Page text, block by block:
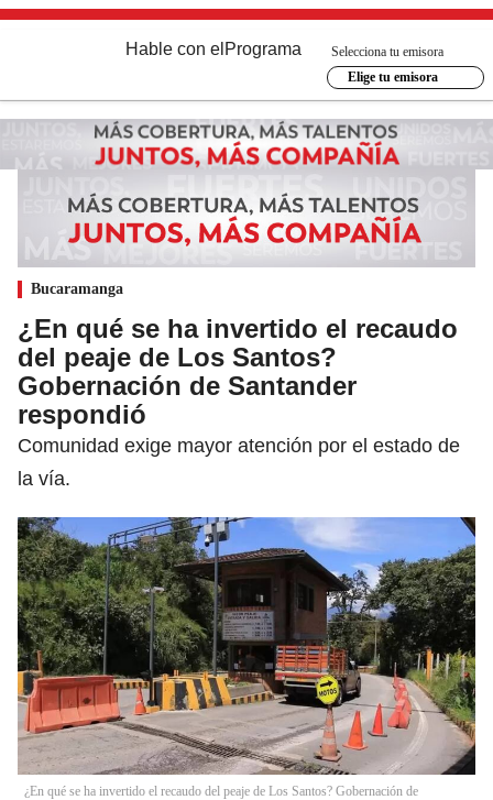
Hable con el Programa
Selecciona tu emisora
Elige tu emisora
Bucaramanga
¿En qué se ha invertido el recaudo
del peaje de Los Santos?
Gobernación de Santander
respondió
Comunidad exige mayor atención por el estado de
la vía.
¿En qué se ha invertido el recaudo del peaje de Los Santos? Gobernación de